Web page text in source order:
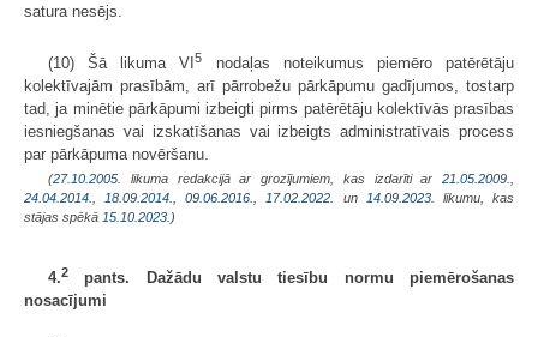
satura nesējs.
(10) Šā likuma VI5
nodaļas noteikumus piemēro patērētāju
kolektīvajām prasībām, arī pārrobežu pārkāpumu gadījumos, tostarp
tad, ja minētie pārkāpumi izbeigti pirms patērētāju kolektīvās prasības
iesniegšanas vai izskatīšanas vai izbeigts administratīvais process
par pārkāpuma novēršanu.
(27.10.2005 . likuma redakcijā ar grozījumiem, kas izdarīti ar 21.05.2009.
24.04.2014.
18.09.2014. ,09.06.2016. 17.02.2022. un 14.09.2023. likumu, kas
stājas spēkā 15.10.2023. )
4.2
pants. Dažādu valstu tiesību normu piemērošanas
nosacījumi